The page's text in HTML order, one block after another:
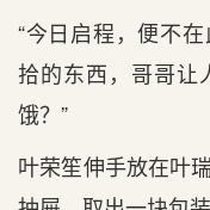
“今日启程，便不
拾的东西，哥哥让
饿？”
叶荣笙伸手放在叶